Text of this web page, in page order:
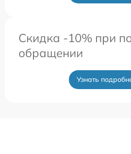
Скидка -10% при
обращении
Узнать